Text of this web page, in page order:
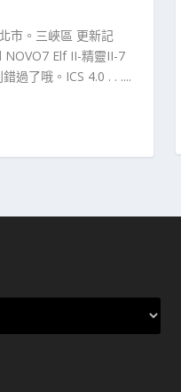
市。三峽區 更新記
Elf II-精靈II-7
過了哦。ICS 4.0 . . ....